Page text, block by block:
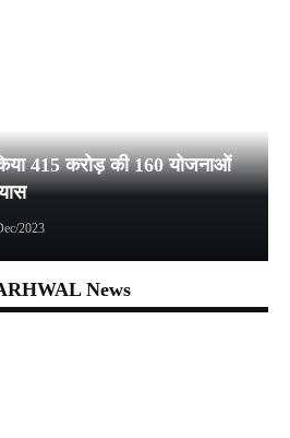
415 करोड़ की 160 योजनाओं
2023
News